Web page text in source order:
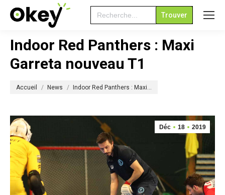
Search
for:
Indoor Red Panthers : Maxi
Garreta nouveau T1
Accueil News Indoor Red Panthers : Maxi…
Déc 18 2019